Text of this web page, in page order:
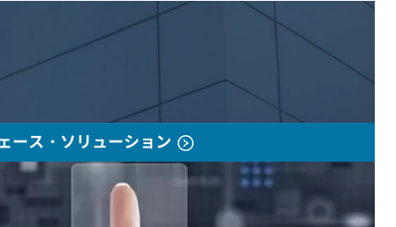
ース・ソリューション